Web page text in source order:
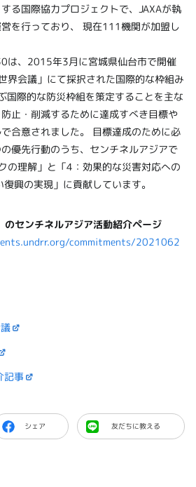
る国際協力プロジェクトで、JAXAが執
を行っており、 現在111機関が加盟し
、2015年3月に宮城県仙台市で開催
界会議」にて採択された国際的な枠組み
国際的な防災枠組を策定することを主な
止・削減するために達成すべき目標や
合意されました。 目標達成のために必
優先行動のうち、センチネルアジアで
の理解」と「4：効果的な災害対応への
興の実現」に貢献しています。
のセンチネルアジア活動紹介ページ
commitments/2021062
記事
シェア 友だちに教える